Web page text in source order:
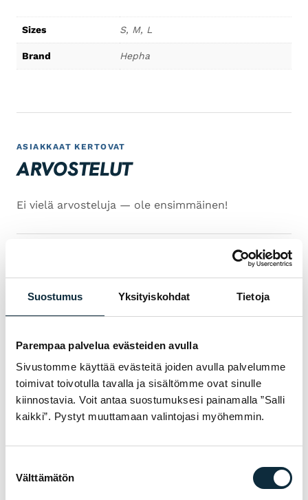
Suostumus Yksityiskohdat Tietoja
Parempaa palvelua evästeiden avulla
Sivustomme käyttää evästeitä joiden avulla palvelumme
toimivat toivotulla tavalla ja sisältömme ovat sinulle
kiinnostavia. Voit antaa suostumuksesi painamalla ”Salli
kaikki”. Pystyt muuttamaan valintojasi myöhemmin.
valinta
Välttämätön
Sizes S, M, L
Brand Hepha
ASIAKKAAT KERTOVAT
ARVOSTELUT
Ei vielä arvosteluja — ole ensimmäinen!
Arvosanasi * 1/5 2/53/54/55/5